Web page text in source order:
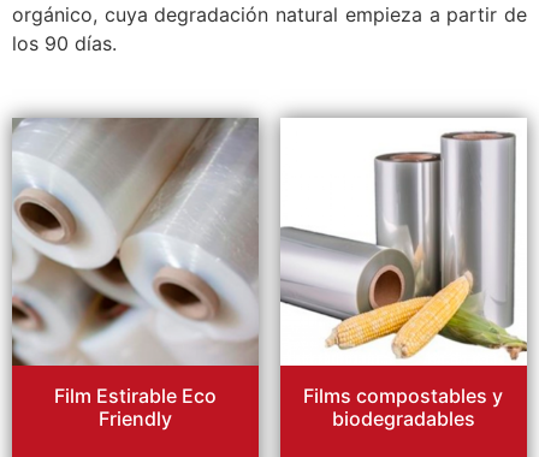
orgánico, cuya degradación natural empieza a partir de
los 90 días.
Film Estirable Eco
Friendly
Films compostables y
biodegradables